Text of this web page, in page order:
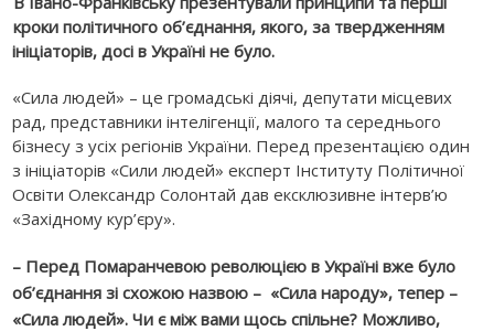
кроки політичного об’єднання, якого, за твердженням
ініціаторів, досі в Україні не було.
«Сила людей» – це громадські діячі, депутати місцевих
рад, представники інтелігенції, малого та середнього
бізнесу з усіх регіонів України. Перед презентацією один
з ініціаторів «Сили людей» експерт Інституту Політичної
Освіти Олександр Солонтай дав ексклюзивне інтерв’ю
«Західному кур’єру».
– Перед Помаранчевою революцією в Україні вже було
об’єднання зі схожою назвою – «Сила народу», тепер –
«Сила людей». Чи є між вами щось спільне? Можливо,